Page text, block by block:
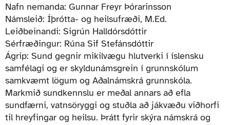
Nafn nemanda: Gunnar Freyr Þórarinsson
Námsleið: Íþrótta- og heilsufræði, M.Ed.
Leiðbeinandi: Sigrún Halldórsdóttir
Sérfræðingur: Rúna Sif Stefánsdóttir
Ágrip: Sund gegnir mikilvægu hlutverki í íslensku
samfélagi og er skyldunámsgrein í grunnskólum
samkvæmt lögum og Aðalnámskrá grunnskóla.
Markmið sundkennslu er meðal annars að efla
sundfærni, vatnsöryggi og stuðla að jákvæðu viðhorfi
til hreyfingar og heilsu. Þrátt fyrir skýra námskrá og